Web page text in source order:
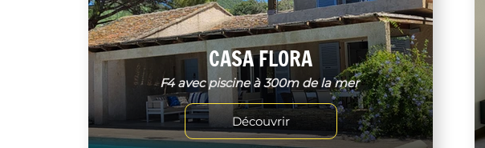
CASA FLORA
F4 avec piscine à 300m de la mer
Découvrir